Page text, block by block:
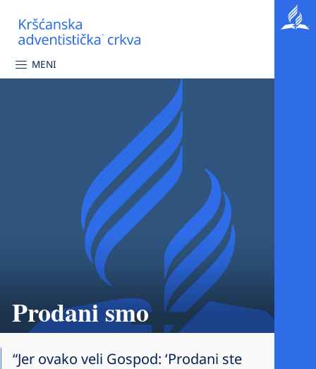
MENI
Prodani smo
“Jer ovako veli Gospod: ‘Prodani ste